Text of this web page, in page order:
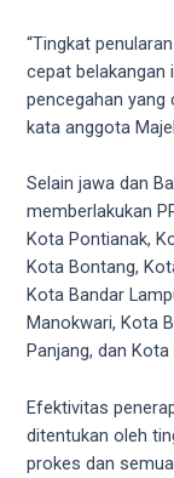
websites.
18Tube.tv
you’ll
find
exclusive
porn
productions
shot
ourselves.
around
each
“Tingkat
cepat belakangan
pencegahan yang
kata anggota
Selain jawa dan
memberlakukan
Kota Pontianak,
Kota Bontang,
Kota Bandar
Manokwari, Kota
Panjang, dan Kota
Efektivitas
ditentukan oleh
prokes dan